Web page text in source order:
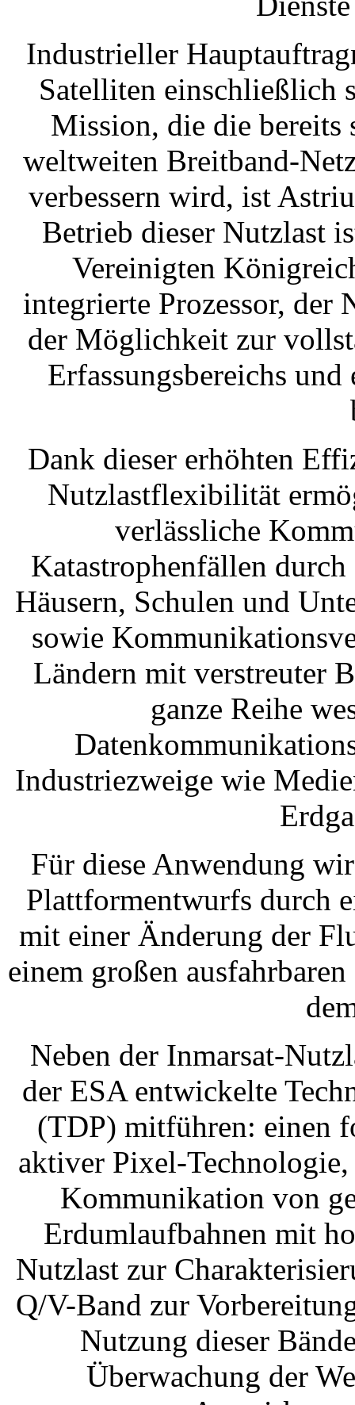
Industrieller
Satelliten einschließlich
Mission, die die bereits
weltweiten Breitband-
verbessern wird, ist
Betrieb dieser Nutzlast
Vereinigten
integrierte Prozessor,
der Möglichkeit zur
Erfassungsbereichs
Dank dieser erhöhten
Nutzlastflexibilität
verlässliche
Katastrophenfällen
Häusern, Schulen und
sowie
Ländern mit verstreuter
ganze Reihe
Industriezweige wie
Für diese Anwendung
Plattformentwurfs durch
mit einer Änderung der
einem großen
Neben der Inmarsat-
der ESA entwickelte
(TDP) mitführen: einen
aktiver Pixel-
Kommunikation von
Erdumlaufbahnen mit
Nutzlast zur
Q/V-Band zur
Nutzung dieser
Überwachung der